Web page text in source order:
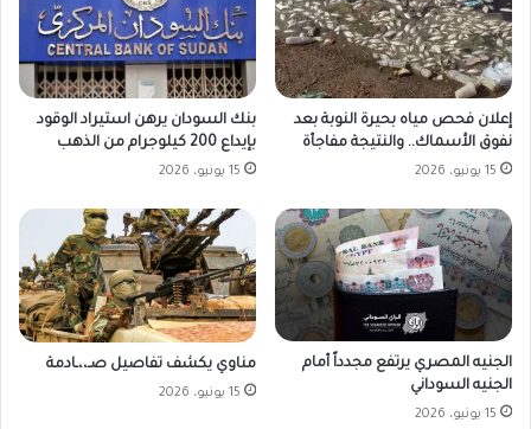
إعلان فحص مياه بحيرة النوبة بعد
نفوق الأسماك.. والنتيجة مفاجأة
15 يونيو، 2026
بنك السودان يرهن استيراد الوقود
بإيداع 200 كيلوجرام من الذهب
15 يونيو، 2026
الجنيه المصري يرتفع مجدداً أمام
الجنيه السوداني
15 يونيو، 2026
مناوي يكشف تفاصيل صـ،،ـادمة
15 يونيو، 2026